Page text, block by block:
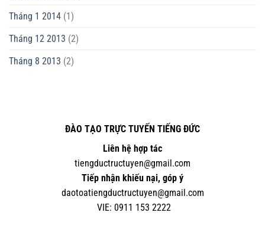
Tháng 1 2014 (1)
Tháng 12 2013 (2)
Tháng 8 2013 (2)
ĐÀO TẠO TRỰC TUYẾN TIẾNG ĐỨC
Liên hệ hợp tác
tiengductructuyen@gmail.com
Tiếp nhận khiếu nại, góp ý
daotoatiengductructuyen@gmail.com
VIE: 0911 153 2222